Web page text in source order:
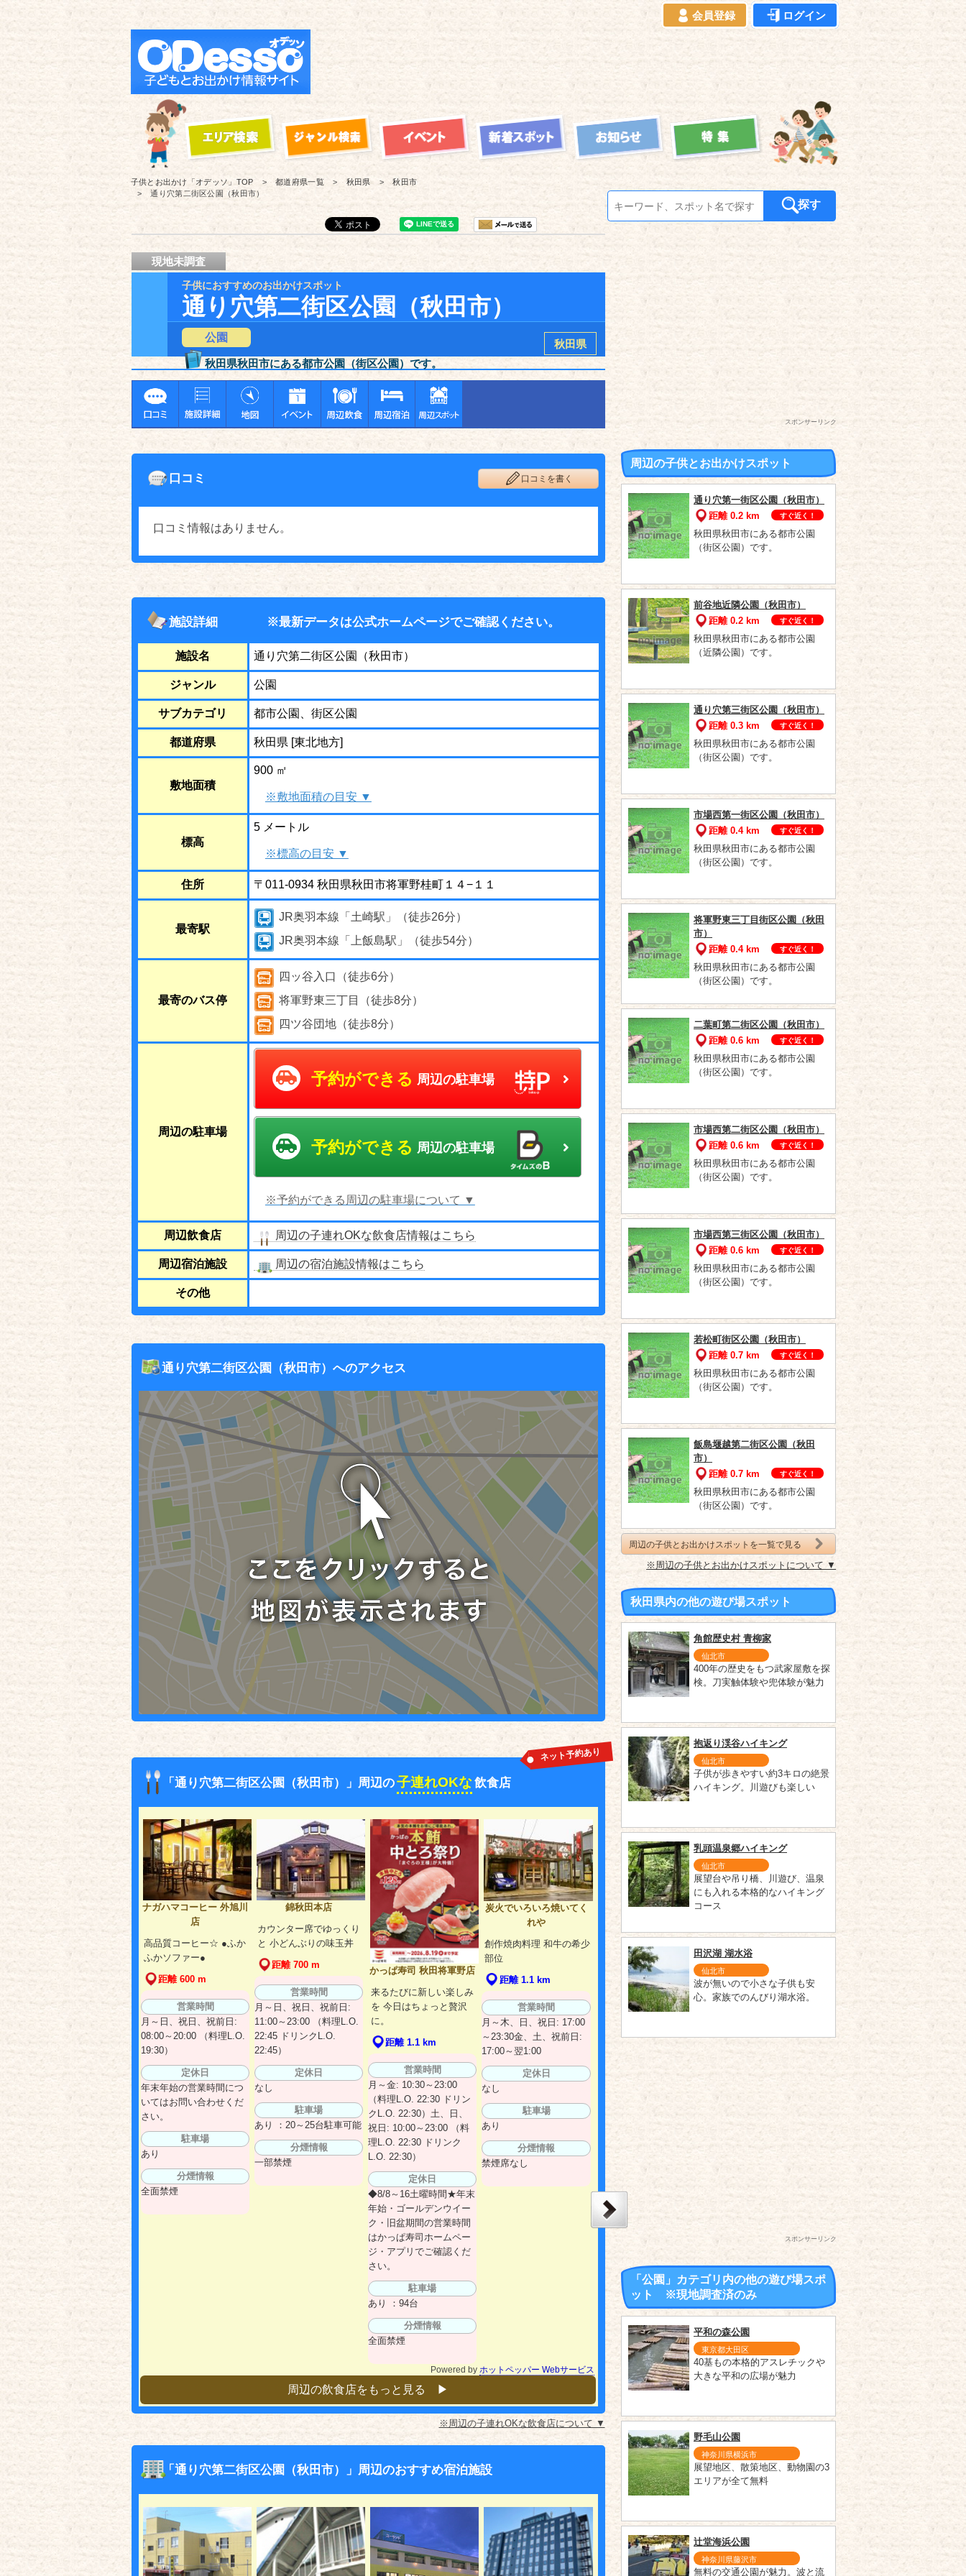
会員登録 ログイン
子供とお出かけ「オデッソ」 TOP 都道府県一覧 秋田県
秋田市
通り穴第二街区公園（秋田市）
探す
現地未調査
子供におすすめのお出かけスポット
通り穴第二街区公園（秋田市）
公園
秋田県
秋田県秋田市にある都市公園（街区公園）です。
口コミ 口コミを書く
口コミ情報はありません。
施設詳細 ※最新データは公式ホームページでご確認ください。
施設名 通り穴第二街区公園（秋田市）
ジャンル 公園
サブカテゴリ 都市公園、街区公園
都道府県 秋田県 [東北地方]
敷地面積
900 ㎡
※敷地面積の目安 ▼
標高
5 メートル
※標高の目安 ▼
住所 〒011-0934 秋田県秋田市将軍野桂町１４−１１
最寄駅
JR奥羽本線「土崎駅」（徒歩26分）
JR奥羽本線「上飯島駅」（徒歩54分）
最寄のバス停
四ッ谷入口（徒歩6分）
将軍野東三丁目（徒歩8分）
四ツ谷団地（徒歩8分）
周辺の駐車場
予約ができる 周辺の駐車場
予約ができる 周辺の駐車場
※予約ができる周辺の駐車場について ▼
周辺飲食店 周辺の子連れOKな飲食店情報はこちら
周辺宿泊施設 周辺の宿泊施設情報はこちら
その他
通り穴第二街区公園（秋田市）へのアクセス
「通り穴第二街区公園（秋田市）」周辺の子連れOKな飲食店
ネット予約あり
ナガハマコーヒー 外旭川
店
高品質コーヒー☆ ●ふか
ふかソファー●
距離 600 m
営業時間
月～日、祝日、祝前日:
08:00～20:00 （料理L.O.
19:30）
定休日
年末年始の営業時間につ
いてはお問い合わせくだ
さい。
駐車場
あり
分煙情報
全面禁煙
錦秋田本店
カウンター席でゆっくり
と 小どんぶりの味玉丼
距離 700 m
営業時間
月～日、祝日、祝前日:
11:00～23:00 （料理L.O.
22:45 ドリンクL.O.
22:45）
定休日
なし
駐車場
あり ：20～25台駐車可能
分煙情報
一部禁煙
かっぱ寿司 秋田将軍野店
来るたびに新しい楽しみ
を 今日はちょっと贅沢
に。
距離 1.1 km
営業時間
月～金: 10:30～23:00
（料理L.O. 22:30 ドリン
クL.O. 22:30）土、日、
祝日: 10:00～23:00 （料
理L.O. 22:30 ドリンク
L.O. 22:30）
定休日
◆8/8～16土曜時間★年末
年始・ゴールデンウイー
ク・旧盆期間の営業時間
はかっぱ寿司ホームペー
ジ・アプリでご確認くだ
さい。
駐車場
あり ：94台
分煙情報
全面禁煙
炭火でいろいろ焼いてく
れや
創作焼肉料理 和牛の希少
部位
距離 1.1 km
営業時間
月～木、日、祝日: 17:00
～23:30金、土、祝前日:
17:00～翌1:00
定休日
なし
駐車場
あり
分煙情報
禁煙席なし
Powered by ホットペッパー Webサービス
周辺の飲食店をもっと見る ▶︎
※周辺の子連れOKな飲食店について ▼
「通り穴第二街区公園（秋田市）」周辺のおすすめ宿泊施設
スポンサーリンク
周辺の子供とお出かけスポット
通り穴第一街区公園（秋田市）
距離 0.2 km
すぐ近く！
秋田県秋田市にある都市公園
（街区公園）です。
前谷地近隣公園（秋田市）
距離 0.2 km
すぐ近く！
秋田県秋田市にある都市公園
（近隣公園）です。
通り穴第三街区公園（秋田市）
距離 0.3 km
すぐ近く！
秋田県秋田市にある都市公園
（街区公園）です。
市場西第一街区公園（秋田市）
距離 0.4 km
すぐ近く！
秋田県秋田市にある都市公園
（街区公園）です。
将軍野東三丁目街区公園（秋田
市）
距離 0.4 km
すぐ近く！
秋田県秋田市にある都市公園
（街区公園）です。
二葉町第二街区公園（秋田市）
距離 0.6 km
すぐ近く！
秋田県秋田市にある都市公園
（街区公園）です。
市場西第二街区公園（秋田市）
距離 0.6 km
すぐ近く！
秋田県秋田市にある都市公園
（街区公園）です。
市場西第三街区公園（秋田市）
距離 0.6 km
すぐ近く！
秋田県秋田市にある都市公園
（街区公園）です。
若松町街区公園（秋田市）
距離 0.7 km
すぐ近く！
秋田県秋田市にある都市公園
（街区公園）です。
飯島堰越第二街区公園（秋田
市）
距離 0.7 km
すぐ近く！
秋田県秋田市にある都市公園
（街区公園）です。
周辺の子供とお出かけスポットを一覧で見る
※周辺の子供とお出かけスポットについて ▼
秋田県内の他の遊び場スポット
角館歴史村 青柳家
仙北市
400年の歴史をもつ武家屋敷を探
検。刀実触体験や兜体験が魅力
抱返り渓谷ハイキング
仙北市
子供が歩きやすい約3キロの絶景
ハイキング。川遊びも楽しい
乳頭温泉郷ハイキング
仙北市
展望台や吊り橋、川遊び、温泉
にも入れる本格的なハイキング
コース
田沢湖 湖水浴
仙北市
波が無いので小さな子供も安
心。家族でのんびり湖水浴。
スポンサーリンク
「公園」カテゴリ内の他の遊び場スポ
ット ※現地調査済のみ
平和の森公園
東京都大田区
40基もの本格的アスレチックや
大きな平和の広場が魅力
野毛山公園
神奈川県横浜市
展望地区、散策地区、動物園の3
エリアが全て無料
辻堂海浜公園
神奈川県藤沢市
無料の交通公園が魅力。波と流